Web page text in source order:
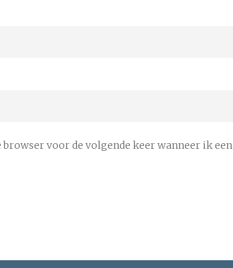
voor de volgende keer wanneer ik een